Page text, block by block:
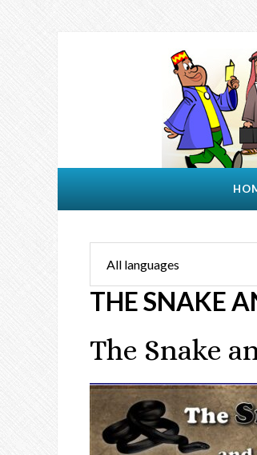
THE SNAKE
The Snake